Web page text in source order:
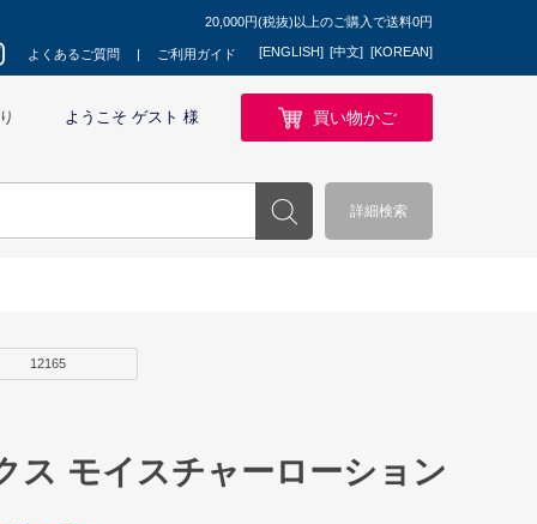
20,000円(税抜)以上のご購入で送料0円
よくあるご質問 ご利用ガイド [ENGLISH] [中文] [KOREAN]
ようこそ ゲスト 様 買い物かご
詳細検索
12165
ス モイスチャーローション